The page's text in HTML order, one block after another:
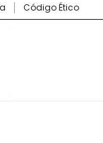
Código Ético